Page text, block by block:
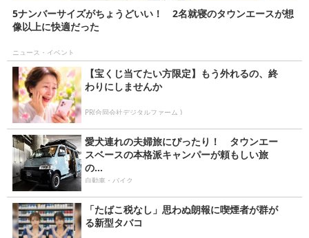
5ナンバーサイズがちょうどいい！ 2名就寝のタウンエースが想
像以上に快適だった
ニュース・イベント
【宝くじ当てたい方限定】もう外れるの、終
わりにしませんか
PR(合同会社デジタルファーム )
愛犬連れの夫婦旅にぴったり！ タウンエー
スベースの本格派キャンパーが頼もしい旅
の...
自動車・バイク
「たばこ税なし」思わぬ朗報に喫煙者が群が
る新型タバコ